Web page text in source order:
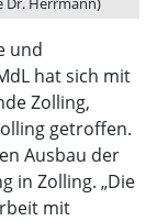
und
hat sich mit
Zolling,
getroffen.
Ausbau der
in Zolling. „Die
mit